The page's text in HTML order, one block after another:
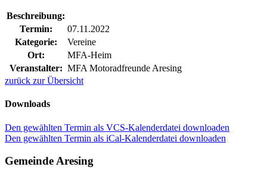
Beschreibung:
Termin:
07.11.2022
Kategorie:
Vereine
Ort:
MFA-Heim
Veranstalter: MFA Motoradfreunde Aresing
zurück zur Übersicht
Downloads
Den gewählten Termin als VCS-Kalenderdatei downloaden
Den gewählten Termin als iCal-Kalenderdatei downloaden
Gemeinde Aresing